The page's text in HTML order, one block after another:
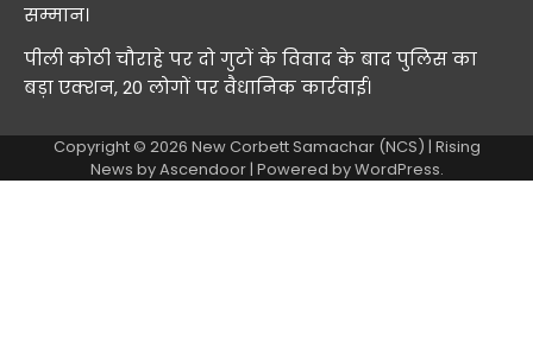
सम्मान।
पीली कोठी चौराहे पर दो गुटों के विवाद के बाद पुलिस का
बड़ा एक्शन, 20 लोगों पर वैधानिक कार्रवाई।
Copyright © 2026 New Corbett Samachar (NCS) | Rising
News byAscendoor| Powered byWordPress.